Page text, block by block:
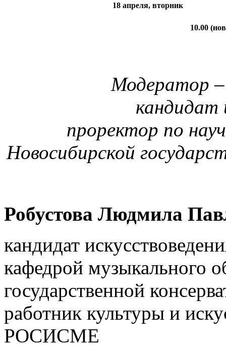
18 апреля, вторник
10.00
Модератор –
кандидат
проректор по
Новосибирской
Робустова Людмила
кандидат
кафедрой музыкального
государственной
работник культуры и
РОСИСМЕ